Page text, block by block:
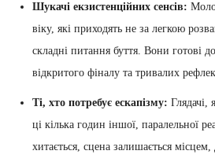
Шукачі екзистенційних сенсів:
віку, які приходять не за легкою
складні питання буття. Вони готові
відкритого фіналу та тривалих
Ті, хто потребує ескапізму: Глядачі,
ці кілька годин іншої, паралельної
хитається, сцена залишається